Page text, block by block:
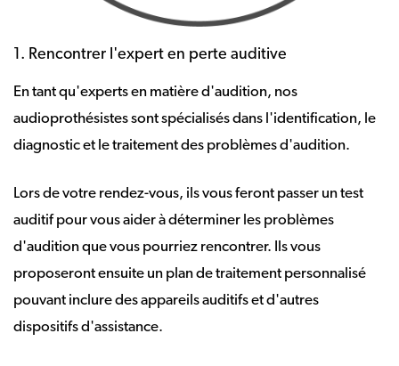
1. Rencontrer l'expert en perte auditive
En tant qu'experts en matière d'audition, nos
audioprothésistes sont spécialisés dans l'identification, le
diagnostic et le traitement des problèmes d'audition.
Lors de votre rendez-vous, ils vous feront passer un test
auditif pour vous aider à déterminer les problèmes
d'audition que vous pourriez rencontrer. Ils vous
proposeront ensuite un plan de traitement personnalisé
pouvant inclure des appareils auditifs et d'autres
dispositifs d'assistance.